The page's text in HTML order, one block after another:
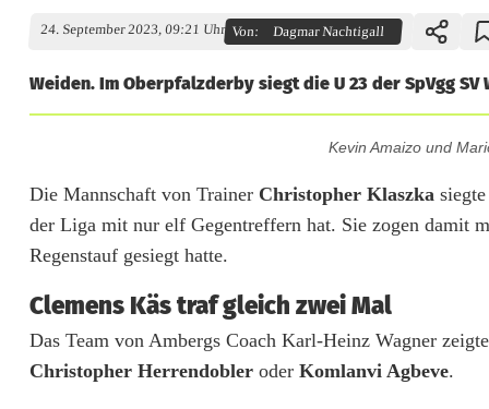
24. September 2023, 09:21 Uhr Von: Dagmar Nachtigall
Weiden. Im Oberpfalzderby siegt die U 23 der SpVgg
:
0
S
p
Kevin Amaizo und
Die Mannschaft von Trainer Christopher Klaszka
der Liga mit nur elf Gegentreffern hat. Sie zogen damit
Regenstauf gesiegt hatte.
Clemens Käs traf gleich zwei Mal
Das Team von Ambergs Coach Karl-Heinz Wagner
Christopher Herrendobler oder Komlanvi Agbeve.